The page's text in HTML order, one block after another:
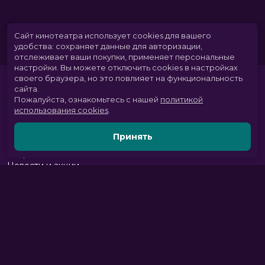
Скоро в кино
Новости и акции
Сайт кинотеатра использует cookies для вашего
удобства: сохраняет данные для авторизации,
отслеживает ваши покупки, применяет персональные
настройки. Вы можете отключить cookies в настройках
своего браузера, но это повлияет на функциональность
сайта.
Пожалуйста, ознакомьтесь с нашей политикой
использования cookies
Принять